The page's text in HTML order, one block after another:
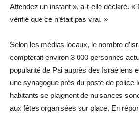
Attendez un instant », a-t-elle déclaré. «
vérifié que ce n’était pas vrai. »
Selon les médias locaux, le nombre
compterait environ 3 000 personnes
popularité de Pai auprès des Israéliens
une synagogue près du poste de police
habitants se plaignent de nuisances
aux fêtes organisées sur place. En